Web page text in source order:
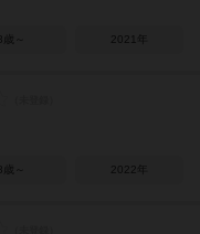
8歳～ 2021年
8歳～ 2022年